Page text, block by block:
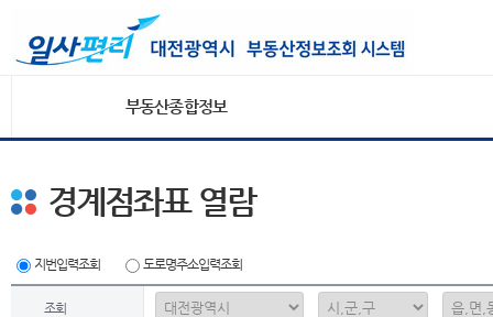
부동산종합정보
경계점좌표 열람
지번입력조회 도로명주소입력조회
조회